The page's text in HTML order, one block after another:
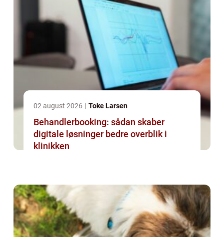
02 august 2026 Toke Larsen
Behandlerbooking: sådan skaber
digitale løsninger bedre overblik i
klinikken